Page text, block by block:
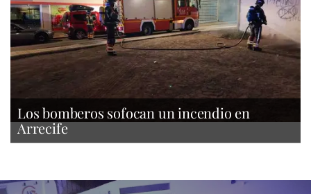
Los bomberos sofocan un incendio en
Arrecife